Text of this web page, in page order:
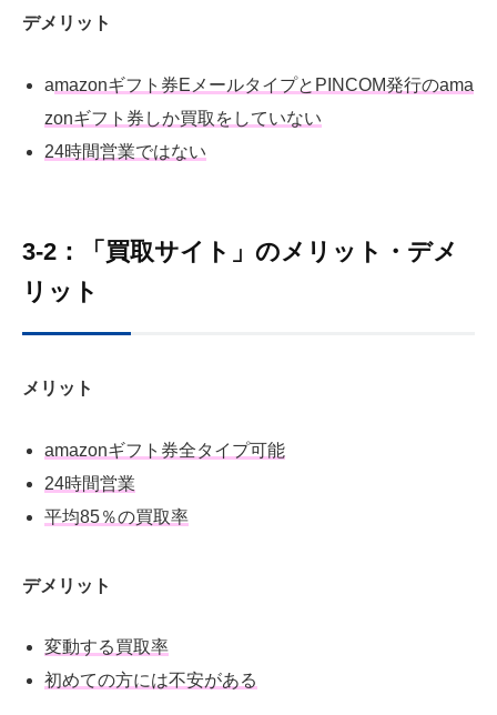
デメリット
amazonギフト券EメールタイプとPINCOM発行のama
zonギフト券しか買取をしていない
24時間営業ではない
3-2：「買取サイト」のメリット・デメ
リット
メリット
amazonギフト券全タイプ可能
24時間営業
平均85％の買取率
デメリット
変動する買取率
初めての方には不安がある